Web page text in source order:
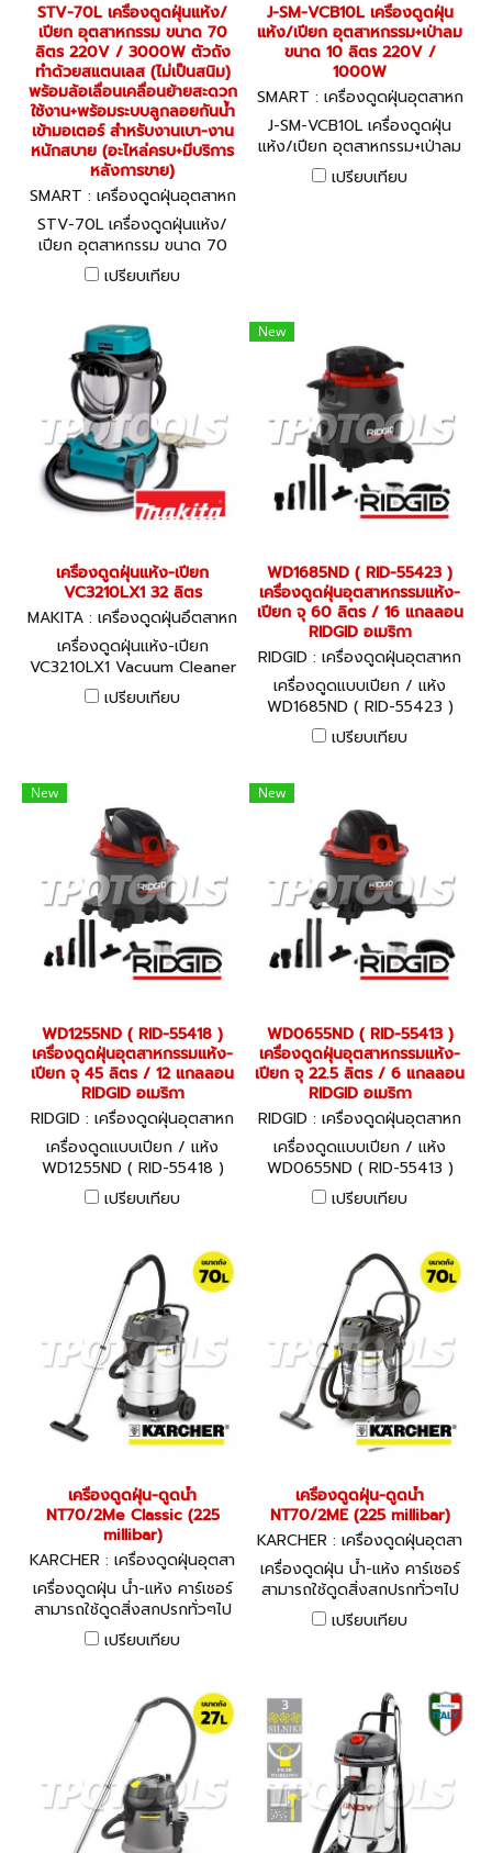
STV-70L เครื่องดูดฝุ่นแห้ง/
เปียก อุตสาหกรรม ขนาด 70
ลิตร 220V / 3000W ตัวถัง
ทำด้วยสแตนเลส (ไม่เป็นสนิม)
พร้อมล้อเลื่อนเคลื่อนย้ายสะดวก
ใช้งาน+พร้อมระบบลูกลอยกันน้ำ
เข้ามอเตอร์ สำหรับงานเบา-งาน
หนักสบาย (อะไหล่ครบ+มีบริการ
หลังการขาย)
SMART : เครื่องดูดฝุ่นอุตสาหก
รรม STV-70L
STV-70L เครื่องดูดฝุ่นแห้ง/
เปียก อุตสาหกรรม ขนาด 70
ลิตร 220V / 3000W ตัวถัง
ทำด้วยสแตนเลส (ไม่เป็นสนิม)
ใช้งาน+พร้อมระบบลูกลอยกันน้ำ
เข้ามอเตอร์ สำหรับงานเบา-งาน
หนักสบาย (อะไหล่ครบ+มีบริการ
หลังการขาย)
เปรียบเทียบ
J-SM-VCB10L เครื่องดูดฝุ่น
แห้ง/เปียก อุตสาหกรรม+เป่าลม
ขนาด 10 ลิตร 220V /
1000W
SMART : เครื่องดูดฝุ่นอุตสาหก
รรม J-SM-VCB10L
J-SM-VCB10L เครื่องดูดฝุ่น
แห้ง/เปียก อุตสาหกรรม+เป่าลม
ขนาด 10 ลิตร 220V /
1000W
เปรียบเทียบ
เครื่องดูดฝุ่นแห้ง-เปียก
VC3210LX1 32 ลิตร
MAKITA : เครื่องดูดฝุ่นอึตสาหก
รรม VC3210LX1
เครื่องดูดฝุ่นแห้ง-เปียก
VC3210LX1 Vacuum Cleaner
(Wet & Dry) 1050W motor
32 ลิตร ระบบกรอง GYUPPA
เปรียบเทียบ
New
WD1685ND ( RID-55423 )
เครื่องดูดฝุ่นอุตสาหกรรมแห้ง-
เปียก จุ 60 ลิตร / 16 แกลลอน
RIDGID อเมริกา
RIDGID : เครื่องดูดฝุ่นอุตสาหก
รรม WD1685ND ( RID-55423
)
เครื่องดูดแบบเปียก / แห้ง
WD1685ND ( RID-55423 )
ความจุถัง 60 ลิตร / 16
แกลลอน
เปรียบเทียบ
New
WD1255ND ( RID-55418 )
เครื่องดูดฝุ่นอุตสาหกรรมแห้ง-
เปียก จุ 45 ลิตร / 12 แกลลอน
RIDGID อเมริกา
RIDGID : เครื่องดูดฝุ่นอุตสาหก
รรม WD1255ND ( RID-55418
)
เครื่องดูดแบบเปียก / แห้ง
WD1255ND ( RID-55418 )
ความจุถัง 45 ลิตร / 12
แกลลอน
เปรียบเทียบ
New
WD0655ND ( RID-55413 )
เครื่องดูดฝุ่นอุตสาหกรรมแห้ง-
เปียก จุ 22.5 ลิตร / 6 แกลลอน
RIDGID อเมริกา
RIDGID : เครื่องดูดฝุ่นอุตสาหก
รรม WD0655ND ( RID-55413
)
เครื่องดูดแบบเปียก / แห้ง
WD0655ND ( RID-55413 )
ความจุถัง 22.5 ลิตร / 6
แกลลอน
เปรียบเทียบ
เครื่องดูดฝุ่น-ดูดน้ำ
NT70/2Me Classic (225
millibar)
KARCHER : เครื่องดูดฝุ่นอุตสา
หกรรม NT70/2Me Classic
เครื่องดูดฝุ่น น้ำ-แห้ง คาร์เชอร์
สามารถใช้ดูดสิ่งสกปรกทั่วๆไป
เหมาะสำหรับงานอุตสาหกรรม
เปรียบเทียบ
เครื่องดูดฝุ่น-ดูดน้ำ
NT70/2ME (225 millibar)
KARCHER : เครื่องดูดฝุ่นอุตสา
หกรรม NT70/2ME
เครื่องดูดฝุ่น น้ำ-แห้ง คาร์เชอร์
สามารถใช้ดูดสิ่งสกปรกทั่วๆไป
เหมาะสำหรับงานอุตสาหกรรม
เปรียบเทียบ